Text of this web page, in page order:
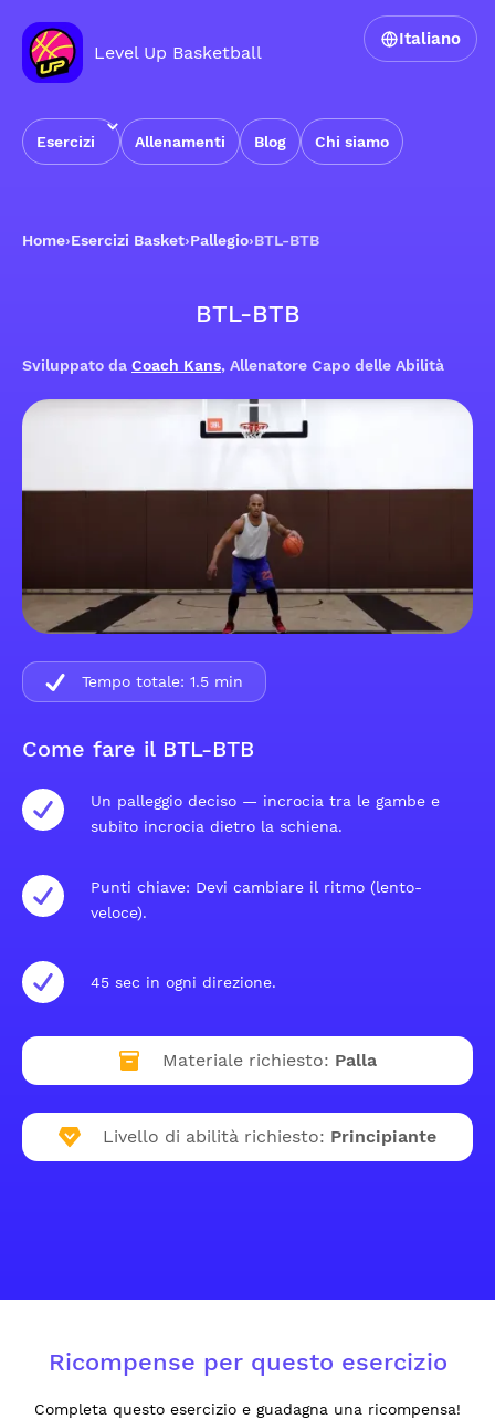
Level Up Basketball
Esercizi Allenamenti Blog Chi siamo
Italiano
Home›Esercizi Basket›Pallegio›BTL-BTB
BTL-BTB
Sviluppato da Coach Kans, Allenatore Capo delle Abilità
Come fare il BTL-BTB
Un palleggio deciso — incrocia tra le gambe e
subito incrocia dietro la schiena.
Punti chiave: Devi cambiare il ritmo (lento-
veloce).
45 sec in ogni direzione.
Materiale richiesto: Palla
Livello di abilità richiesto: Principiante
Tempo totale: 1.5 min
Ricompense per questo esercizio
Completa questo esercizio e guadagna una ricompensa!